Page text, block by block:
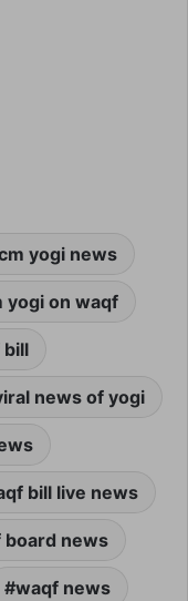
yogi news
yogi on waqf
bill
news of yogi
bill live news
board news
waqf news